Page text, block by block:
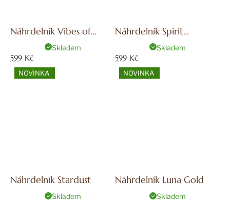
Náhrdelník Vibes of
Skladem
599 Kč
Náhrdelník Spirit
RudrakshaSkladem
599 Kč
NOVINKA
Náhrdelník Stardust
Skladem
NOVINKA
Náhrdelník Luna Gold
Skladem